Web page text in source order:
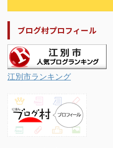
ブログ村プロフィール
江別市ランキング